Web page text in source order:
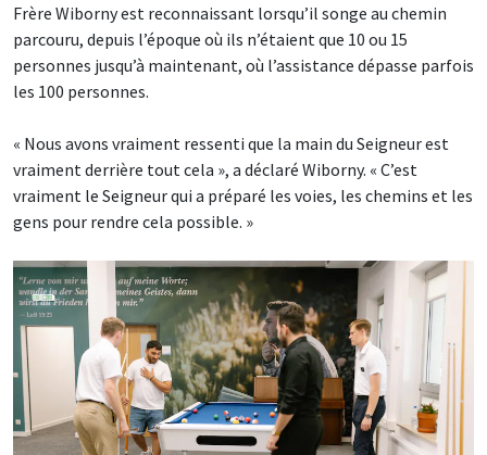
Frère Wiborny est reconnaissant lorsqu’il songe au chemin
parcouru, depuis l’époque où ils n’étaient que 10 ou 15
personnes jusqu’à maintenant, où l’assistance dépasse parfois
les 100 personnes.
« Nous avons vraiment ressenti que la main du Seigneur est
vraiment derrière tout cela », a déclaré Wiborny. « C’est
vraiment le Seigneur qui a préparé les voies, les chemins et les
gens pour rendre cela possible. »